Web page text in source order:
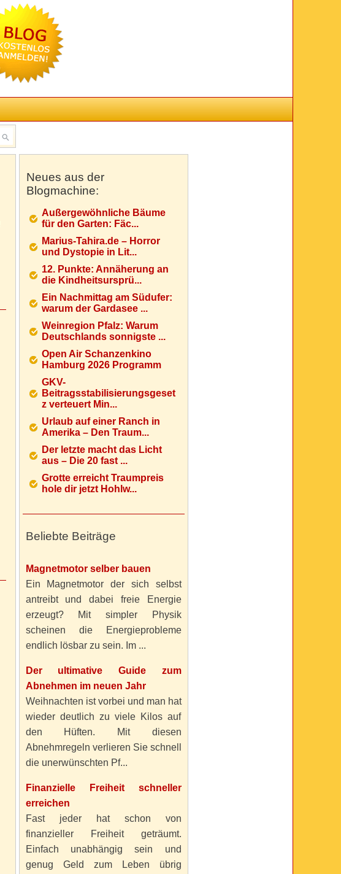
Neues aus der
Blogmachine:
Außergewöhnliche Bäume
für den Garten: Fäc...
Marius-Tahira.de – Horror
und Dystopie in Lit...
12. Punkte: Annäherung an
die Kindheitsursprü...
Ein Nachmittag am Südufer:
warum der Gardasee ...
Weinregion Pfalz: Warum
Deutschlands sonnigste ...
Open Air Schanzenkino
Hamburg 2026 Programm
GKV-
Beitragsstabilisierungsgeset
z verteuert Min...
Urlaub auf einer Ranch in
Amerika – Den Traum...
Der letzte macht das Licht
aus – Die 20 fast ...
Grotte erreicht Traumpreis
hole dir jetzt Hohlw...
Beliebte Beiträge
Magnetmotor selber bauen
Ein Magnetmotor der sich selbst
antreibt und dabei freie Energie
erzeugt? Mit simpler Physik
scheinen die Energieprobleme
endlich lösbar zu sein. Im ...
Der ultimative Guide zum
Abnehmen im neuen Jahr
Weihnachten ist vorbei und man hat
wieder deutlich zu viele Kilos auf
den Hüften. Mit diesen
Abnehmregeln verlieren Sie schnell
die unerwünschten Pf...
Finanzielle Freiheit schneller
erreichen
Fast jeder hat schon von
finanzieller Freiheit geträumt.
Einfach unabhängig sein und
genug Geld zum Leben übrig